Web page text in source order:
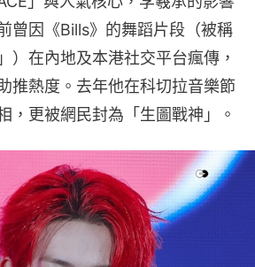
曾因《Bills》的舞蹈片段（被稱
）在內地及本港社交平台瘋傳，
推熱度。去年他在科切拉音樂節
，更被網民封為「生圖戰神」。